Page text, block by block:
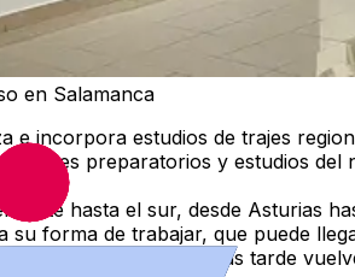
en Salamanca
e incorpora estudios de trajes
preparatorios y estudios
norte hasta el sur, desde Asturias
forma de trabajar, que puede
Según ha informado, más tarde